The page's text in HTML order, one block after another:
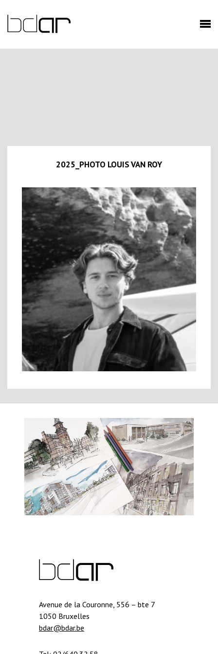
2025_PHOTO LOUIS VAN ROY
Avenue de la Couronne, 556 – bte 7
1050 Bruxelles
bdar@bdar.be